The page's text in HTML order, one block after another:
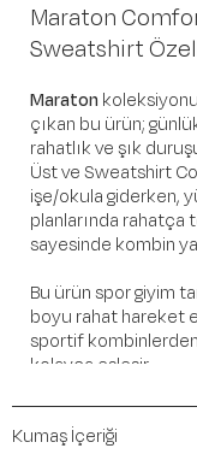
Maraton
Sweatshirt
Maraton
çıkan bu ürün;
rahatlık ve şık
Üst ve Sweatshirt
işe/okula giderken,
planlarında rahatça
sayesinde kombin
Bu ürün spor giyim
boyu rahat hareket
sportif
kolayca eşleşir.
Öne Çıkan
Kumaş İçeriği